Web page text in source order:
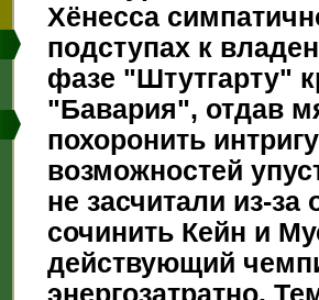
Хёнесса
подступах к
фазе "Штутгарту"
"Бавария", отдав
похоронить
возможностей
не засчитали из-
сочинить Кейн и
действующий
энергозатратно.